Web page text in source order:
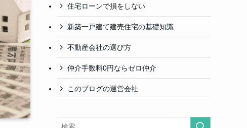
住宅ローンで損をしない
新築一戸建て建売住宅の基礎知識
不動産会社の選び方
仲介手数料0円ならゼロ仲介
このブログの運営会社